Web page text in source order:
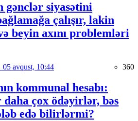
gənclər siyasətini
çalışır, lakin
beyin axını problemləri
05 avqust, 10:44 360
kommunal hesabı:
daha çox ödəyirlər, bəs
edə bilirlərmi?